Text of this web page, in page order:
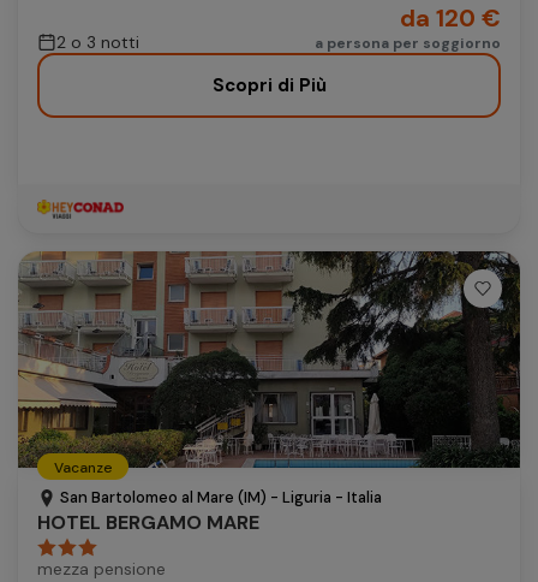
2 o 3 notti
da 120 €
a persona per soggiorno
Scopri di Più
Vacanze
San Bartolomeo al Mare (IM) - Liguria - Italia
HOTEL BERGAMO MARE
mezza pensione